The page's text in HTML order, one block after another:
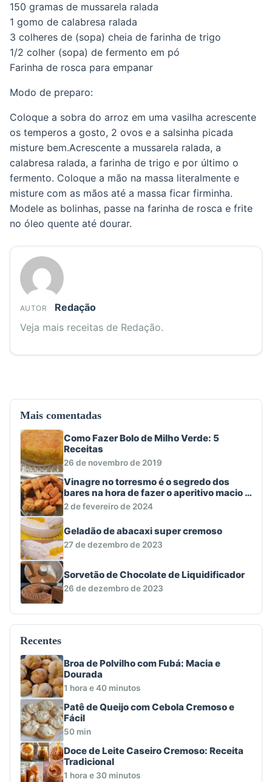
150 gramas de mussarela ralada
1 gomo de calabresa ralada
3 colheres de (sopa) cheia de farinha de trigo
1/2 colher (sopa) de fermento em pó
Farinha de rosca para empanar
Modo de preparo:
Coloque a sobra do arroz em uma vasilha acrescente
os temperos a gosto, 2 ovos e a salsinha picada
misture bem.Acrescente a mussarela ralada, a
calabresa ralada, a farinha de trigo e por último o
fermento. Coloque a mão na massa literalmente e
misture com as mãos até a massa ficar firminha.
Modele as bolinhas, passe na farinha de rosca e frite
no óleo quente até dourar.
AUTOR
Redação
Veja mais receitas de Redação.
Mais comentadas
Como Fazer Bolo de Milho Verde: 5
Receitas
26 de novembro de 2019
Vinagre no torresmo é o segredo dos
bares na hora de fazer o aperitivo macio e
crocante
2 de fevereiro de 2024
Geladão de abacaxi super cremoso
27 de dezembro de 2023
Sorvetão de Chocolate de Liquidificador
26 de dezembro de 2023
Recentes
Broa de Polvilho com Fubá: Macia e
Dourada
1 hora e 40 minutos
Patê de Queijo com Cebola Cremoso e
Fácil
50 min
Doce de Leite Caseiro Cremoso: Receita
Tradicional
1 hora e 30 minutos